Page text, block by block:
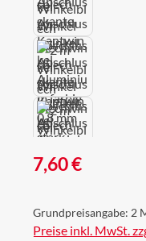
Regulärer Preis:
7,60 €
Grundpreisangabe: 2
Preise inkl. MwSt.